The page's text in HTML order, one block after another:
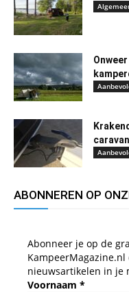
ABONNEREN OP
Abonneer je op de
nieuwsartikelen in je
Voornaam *